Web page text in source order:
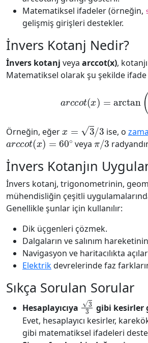
Matematiksel ifadeler (örneğin,
gelişmiş girişleri destekler.
İnvers Kotanj Nedir?
İnvers kotanj veya arccot(x), kotanjı
Matematiksel olarak şu şekilde
Örneğin, eğer ise, o
arccot(x )=60∘
veya
π/3
İnvers Kotanjın
İnvers kotanj, trigonometrinin,
mühendisliğin çeşitli
Genellikle şunlar için kullanılır:
Dik üçgenleri çözmek.
Dalgaların ve salınım
Navigasyon ve haritacılıkta
Elektrikdevrelerinde faz
Sıkça Sorulan Sorular
Hesaplayıcıya
33
gibi kesirler
Evet, hesaplayıcı kesirler,
gibi matematiksel ifadeleri